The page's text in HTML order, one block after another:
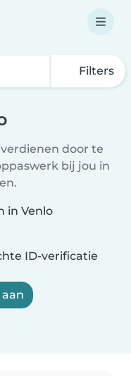
Filters
door te
bij jou in
in Venlo
ID-verificatie